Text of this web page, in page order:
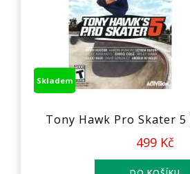
Skladem
Tony Hawk Pro Skater 5
499 Kč